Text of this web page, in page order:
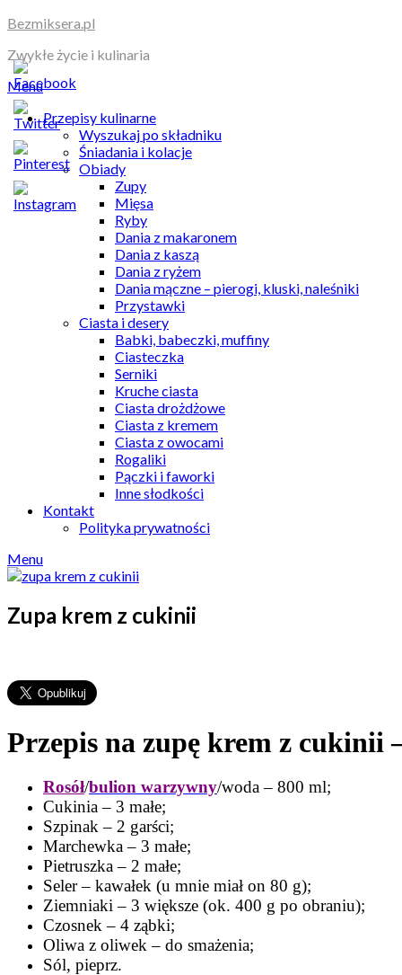
Skip
content
Bezmiksera.pl
Zwykłe życie i kulinaria
Menu
Przepisy kulinarne
Wyszukaj po składniku
Śniadania i kolacje
Obiady
Zupy
Mięsa
Ryby
Dania z makaronem
Dania z kaszą
Dania z ryżem
Dania mączne – pierogi, kluski, naleśniki
Przystawki
Ciasta i desery
Babki, babeczki, muffiny
Ciasteczka
Serniki
Kruche ciasta
Ciasta drożdżowe
Ciasta z kremem
Ciasta z owocami
Rogaliki
Pączki i faworki
Inne słodkości
Kontakt
Polityka prywatności
Menu
Zupa krem z cukinii
Przepis na zupę krem z cukinii
Rosół/bulion warzywny/woda – 800 ml;
Cukinia – 3 małe;
Szpinak – 2 garści;
Marchewka – 3 małe;
Pietruszka – 2 małe;
Seler – kawałek (u mnie miał on 80 g);
Ziemniaki – 3 większe (ok. 400 g po obraniu);
Czosnek – 4 ząbki;
Oliwa z oliwek – do smażenia;
Sól, pieprz.